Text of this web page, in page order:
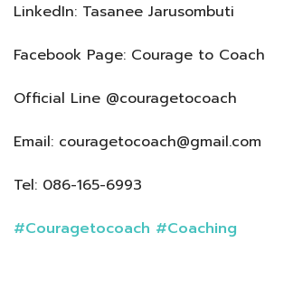
LinkedIn: Tasanee Jarusombuti
Facebook Page: Courage to Coach
Official Line @couragetocoach
Email: couragetocoach@gmail.com
Tel: 086-165-6993
#Couragetocoach #Coaching